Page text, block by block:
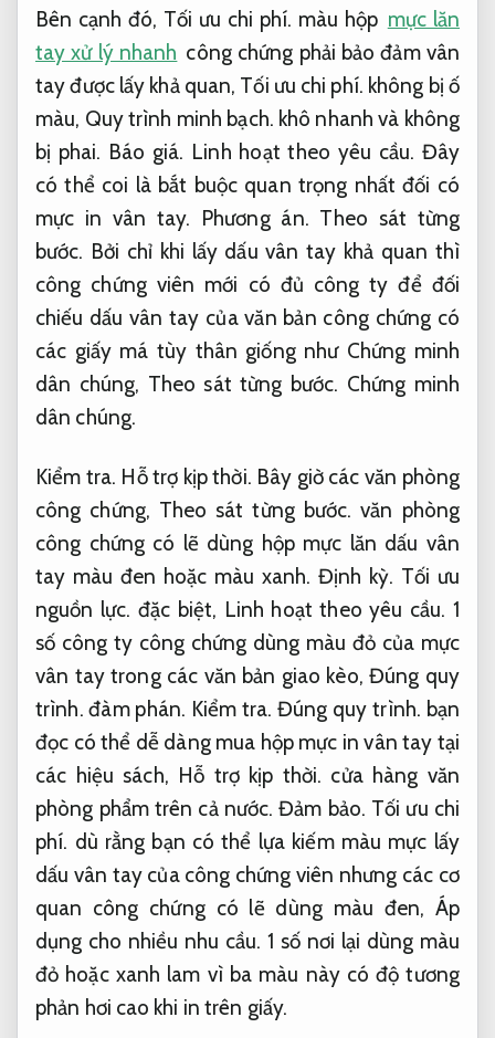
Bên cạnh đó, Tối ưu chi phí. màu hộp mực lăn
tay xử lý nhanh công chứng phải bảo đảm vân
tay được lấy khả quan, Tối ưu chi phí. không bị ố
màu, Quy trình minh bạch. khô nhanh và không
bị phai. Báo giá. Linh hoạt theo yêu cầu. Đây
có thể coi là bắt buộc quan trọng nhất đối có
mực in vân tay. Phương án. Theo sát từng
bước. Bởi chỉ khi lấy dấu vân tay khả quan thì
công chứng viên mới có đủ công ty để đối
chiếu dấu vân tay của văn bản công chứng có
các giấy má tùy thân giống như Chứng minh
dân chúng, Theo sát từng bước. Chứng minh
dân chúng.
Kiểm tra. Hỗ trợ kịp thời. Bây giờ các văn phòng
công chứng, Theo sát từng bước. văn phòng
công chứng có lẽ dùng hộp mực lăn dấu vân
tay màu đen hoặc màu xanh. Định kỳ. Tối ưu
nguồn lực. đặc biệt, Linh hoạt theo yêu cầu. 1
số công ty công chứng dùng màu đỏ của mực
vân tay trong các văn bản giao kèo,Đúng quy
trình. đàm phán. Kiểm tra. Đúng quy trình. bạn
đọc có thể dễ dàng mua hộp mực in vân tay tại
các hiệu sách, Hỗ trợ kịp thời. cửa hàng văn
phòng phẩm trên cả nước.Đảm bảo. Tối ưu chi
phí. dù rằng bạn có thể lựa kiếm màu mực lấy
dấu vân tay của công chứng viên nhưng các cơ
quan công chứng có lẽ dùng màu đen, Áp
dụng cho nhiều nhu cầu. 1 số nơi lại dùng màu
đỏ hoặc xanh lam vì ba màu này có độ tương
phản hơi cao khi in trên giấy.